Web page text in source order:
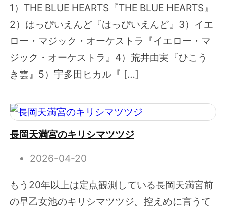
1）THE BLUE HEARTS『THE BLUE HEARTS』
2）はっぴいえんど『はっぴいえんど』3）イエ
ロー・マジック・オーケストラ『イエロー・マ
ジック・オーケストラ』4）荒井由実『ひこう
き雲』5）宇多田ヒカル『 […]
長岡天満宮のキリシマツツジ
2026-04-20
もう20年以上は定点観測している長岡天満宮前
の早乙女池のキリシマツツジ。控えめに言うて